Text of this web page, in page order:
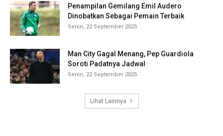
Penampilan Gemilang Emil Audero
Dinobatkan Sebagai Pemain Terbaik
Senin, 22 September 2025
Man City Gagal Menang, Pep Guardiola
Soroti Padatnya Jadwal
Senin, 22 September 2025
Lihat Lainnya